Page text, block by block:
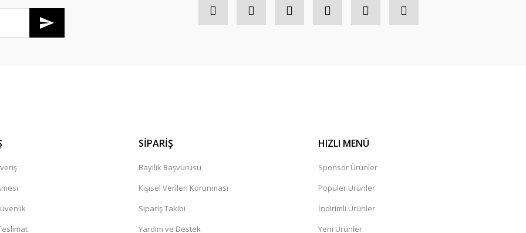
SİPARİŞ
Bayilik Başvurusu
Kişisel Verilen Korunması
Sipariş Takibi
Yardım ve Destek
HIZLI MENÜ
Sponsor Ürünler
Popüler Ürünler
İndirimli Ürünler
Yeni Ürünler